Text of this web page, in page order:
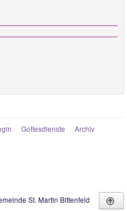
Gottesdienste
Archiv
St. Martin Bittenfeld